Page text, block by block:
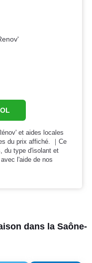
et aides locales
du prix affiché. ｜Ce
du type d'isolant et
l'aide de nos
dans la Saône-